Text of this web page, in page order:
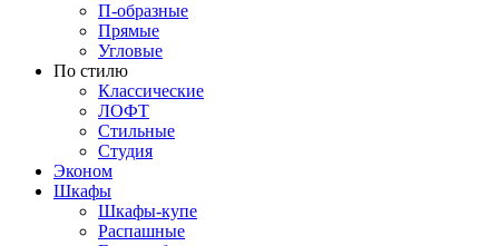
П-образные
Прямые
Угловые
По стилю
Классические
ЛОФТ
Стильные
Студия
Эконом
Шкафы
Шкафы-купе
Распашные